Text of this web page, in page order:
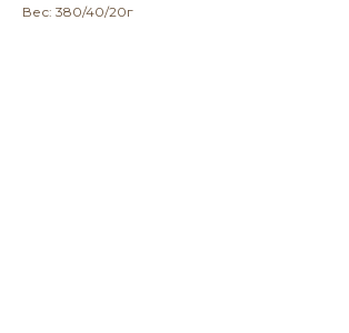
Вес: 380/40/20г